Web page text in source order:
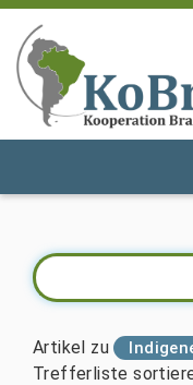
Artikel zu
Trefferliste